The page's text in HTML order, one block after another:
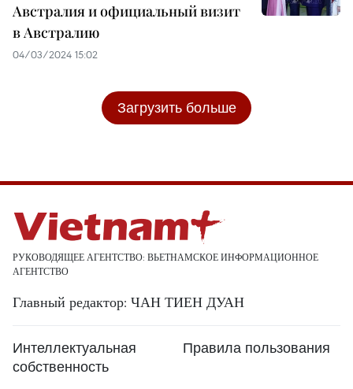
Австралия и официальный визит
в Австралию
04/03/2024 15:02
Загрузить больше
РУКОВОДЯЩЕЕ АГЕНТСТВО: ВЬЕТНАМСКОЕ ИНФОРМАЦИОННОЕ
АГЕНТСТВО
Главный редактор: ЧАН ТИЕН ДУАН
Интеллектуальная
собственность
Правила пользования